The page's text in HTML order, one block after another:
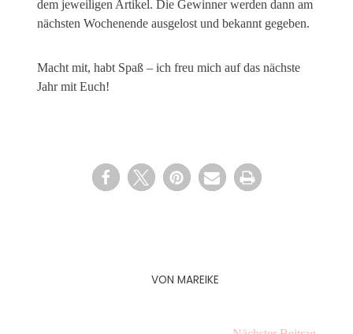
dem jeweiligen Artikel. Die Gewinner werden dann am
nächsten Wochenende ausgelost und bekannt gegeben.
Macht mit, habt Spaß – ich freu mich auf das nächste
Jahr mit Euch!
VON MAREIKE